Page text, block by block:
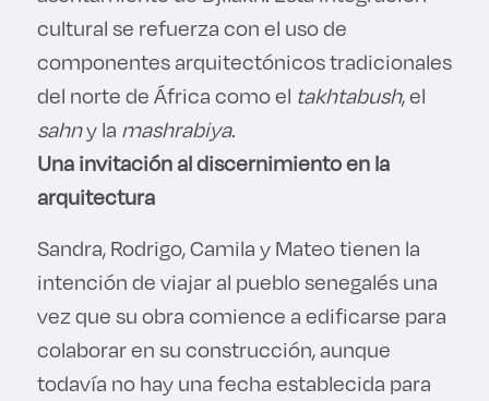
cultural se refuerza con el uso de
componentes arquitectónicos tradicionales
del norte de África como el takhtabush, el
sahny la mashrabiya.
Una invitación al discernimiento en la
arquitectura
Sandra, Rodrigo, Camila y Mateo tienen la
intención de viajar al pueblo senegalés una
vez que su obra comience a edificarse para
colaborar en su construcción, aunque
todavía no hay una fecha establecida para